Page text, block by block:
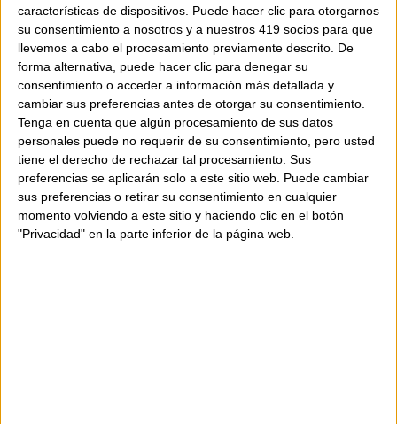
características de dispositivos. Puede hacer clic para otorgarnos
su consentimiento a nosotros y a nuestros 419 socios para que
llevemos a cabo el procesamiento previamente descrito. De
forma alternativa, puede hacer clic para denegar su
consentimiento o acceder a información más detallada y
cambiar sus preferencias antes de otorgar su consentimiento.
Tenga en cuenta que algún procesamiento de sus datos
personales puede no requerir de su consentimiento, pero usted
tiene el derecho de rechazar tal procesamiento. Sus
preferencias se aplicarán solo a este sitio web. Puede cambiar
sus preferencias o retirar su consentimiento en cualquier
momento volviendo a este sitio y haciendo clic en el botón
"Privacidad" en la parte inferior de la página web.
sempre et sorprendrà!